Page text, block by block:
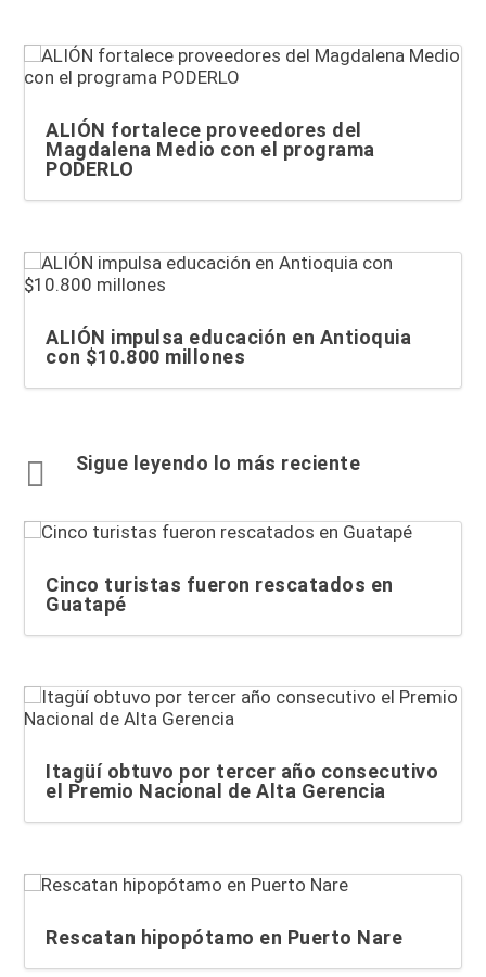
ALIÓN fortalece proveedores del
Magdalena Medio con el programa
PODERLO
ALIÓN impulsa educación en Antioquia
con $10.800 millones
 Sigue leyendo lo más reciente
Cinco turistas fueron rescatados en
Guatapé
Itagüí obtuvo por tercer año consecutivo
el Premio Nacional de Alta Gerencia
Rescatan hipopótamo en Puerto Nare